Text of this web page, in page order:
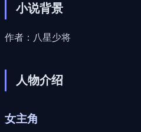
小说背景
作者：八星少将
人物介绍
女主角